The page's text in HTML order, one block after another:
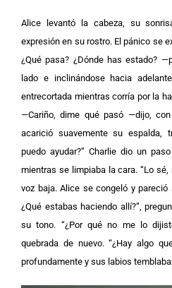
Alice levantó la cabeza, su
expresión en su rostro. El pánico se
¿Qué pasa? ¿Dónde has estado?
lado e inclinándose hacia
entrecortada mientras corría por la
—Cariño, dime qué pasó —dijo,
acarició suavemente su espalda,
puedo ayudar?” Charlie dio un
mientras se limpiaba la cara. “Lo sé,
voz baja. Alice se congeló y pareció
¿Qué estabas haciendo allí?”,
su tono. “¿Por qué no me lo
quebrada de nuevo. “¿Hay algo
profundamente y sus labios